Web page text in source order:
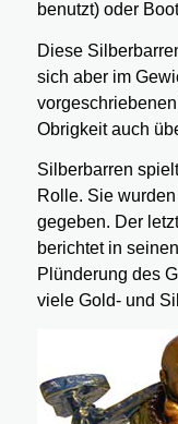
benutzt) oder
Diese
sich aber im
Obrigkeit auch
Silberbarren
Rolle. Sie
gegeben. Der
berichtet in
Plünderung des
viele Gold- und